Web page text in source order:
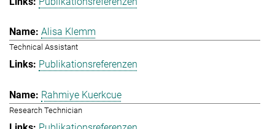
Alisa Klemm
Technical Assistant
Publikationsreferenzen
Rahmiye Kuerkcue
Research Technician